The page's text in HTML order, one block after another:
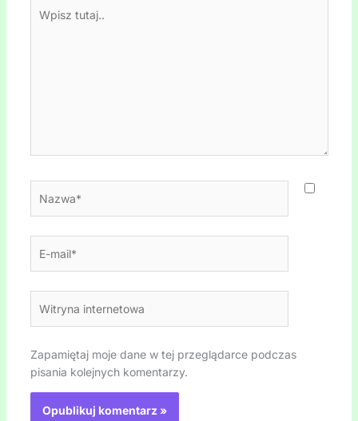
tutaj..
mail*
internetowa
Zapamiętaj moje dane w tej przeglądarce podczas
pisania kolejnych komentarzy.